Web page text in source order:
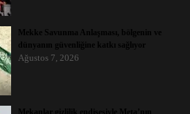
Mekke Savunma Anlaşması, bölgenin ve
dünyanın güvenliğine katkı sağlıyor
Ağustos 7, 2026
Mekanlar gizlilik endişesiyle Meta’nın